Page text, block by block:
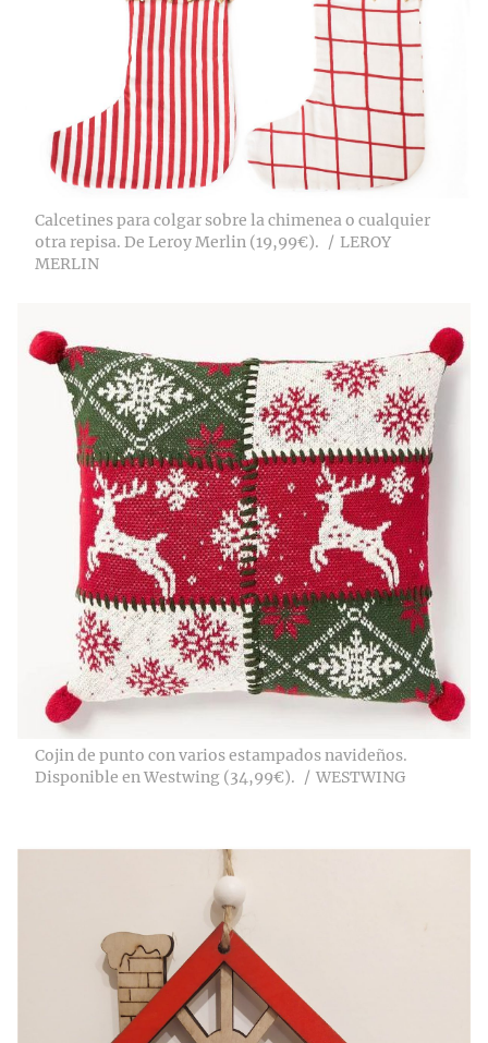
Calcetines para colgar sobre la chimenea o cualquier
otra repisa. De Leroy Merlin (19,99€).
LEROY
MERLIN
Cojin de punto con varios estampados navideños.
Disponible en Westwing (34,99€).
WESTWING